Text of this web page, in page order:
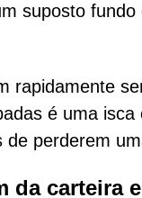
suposto
rapidamente
é uma
perderem
da carteira